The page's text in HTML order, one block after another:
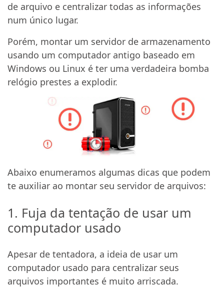
de arquivo e centralizar todas as informações
num único lugar.
Porém, montar um servidor de armazenamento
usando um computador antigo baseado em
Windows ou Linux é ter uma verdadeira bomba
relógio prestes a explodir.
Abaixo enumeramos algumas dicas que podem
te auxiliar ao montar seu servidor de arquivos:
1. Fuja da tentação de usar um
computador usado
Apesar de tentadora, a ideia de usar um
computador usado para centralizar seus
arquivos importantes é muito arriscada.